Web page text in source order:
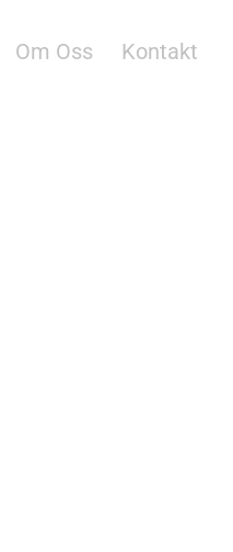
Om Oss Kontakt